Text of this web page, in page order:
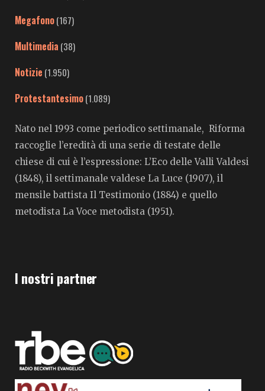
Megafono(167)
Multimedia (38)
Notizie (1.950)
Protestantesimo(1.089)
Nato nel 1993 come periodico settimanale, Riforma
raccoglie l’eredità di una serie di testate delle
chiese di cui è l’espressione: L’Eco delle Valli Valdesi
(1848), il settimanale valdese La Luce (1907), il
mensile battista Il Testimonio (1884) e quello
metodista La Voce metodista (1951).
I nostri partner